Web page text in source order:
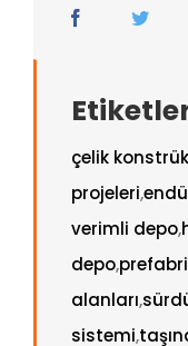
çelik
projeleri,
verimli depo,
depo,
alanları,
sistemi,